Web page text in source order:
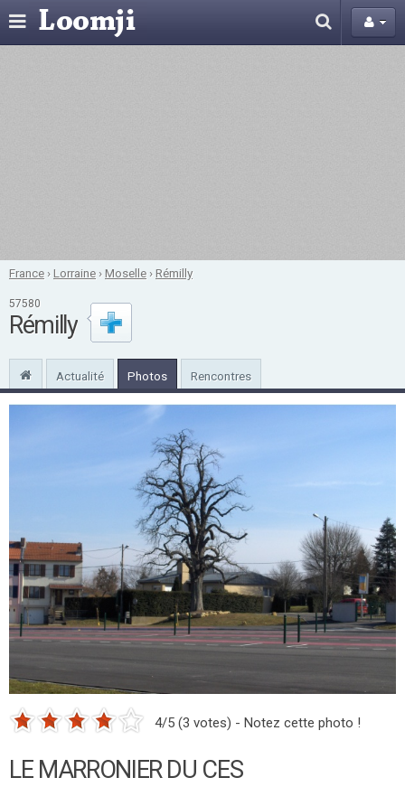
France ›Lorraine ›Moselle ›Rémilly
57580
Rémilly
Actualité Photos Rencontres
4/5 (3 votes) - Notez cette photo !
LE MARRONIER DU CES